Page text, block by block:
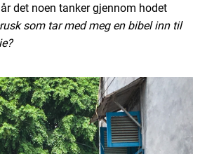
det noen tanker gjennom hodet
som tar med meg en bibel inn til